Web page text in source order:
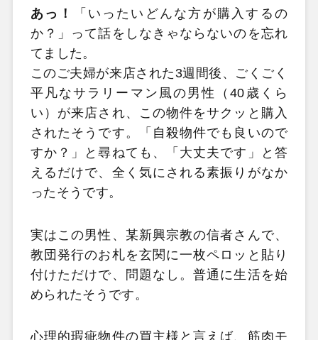
あっ！
「いったいどんな方が購入するの
か？」って話をしなきゃならないのを忘れ
てました。
このご夫婦が来店された3週間後、ごくごく
平凡なサラリーマン風の男性（40歳くら
い）が来店され、この物件をサクッと購入
されたそうです。「自殺物件でも良いので
すか？」と尋ねても、「大丈夫です」と答
えるだけで、全く気にされる素振りがなか
ったそうです。
実はこの男性、某新興宗教の信者さんで、
教団発行のお札を玄関に一枚ペロッと貼り
付けただけで、問題なし。普通に生活を始
められたそうです。
心理的瑕疵物件の買主様と言えば、筋肉モ